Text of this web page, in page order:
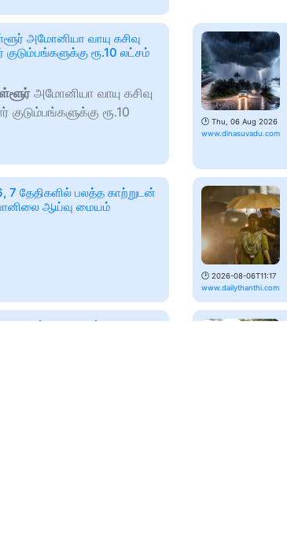
அமோனியா வாயு கசிவு
குடும்பங்களுக்கு ரூ.10 லட்சம்
அமோனியா வாயு கசிவு
குடும்பங்களுக்கு ரூ.10
🕑 Thu, 06 Aug 2026
www.dinasuvadu.com
தேதிகளில் பலத்த காற்றுடன்
ஆய்வு மையம்
🕑 2026-08-06T11:17
www.dailythanthi.com
விபத்து -